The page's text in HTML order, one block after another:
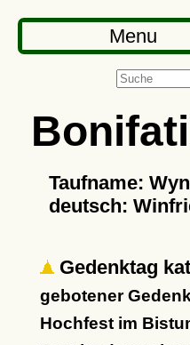
Menu
Taufname:
deutsch:
Gedenktag
gebotener
Hochfest im